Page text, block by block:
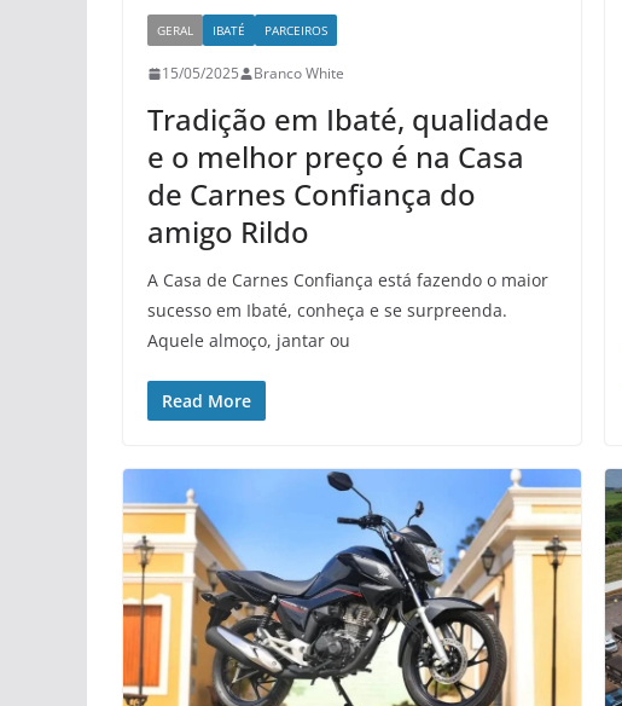
GERAL IBATÉ PARCEIROS
15/05/2025 Branco White
Tradição em Ibaté, qualidade
e o melhor preço é na Casa
de Carnes Confiança do
amigo Rildo
A Casa de Carnes Confiança está fazendo o maior
sucesso em Ibaté, conheça e se surpreenda.
Aquele almoço, jantar ou
Read More